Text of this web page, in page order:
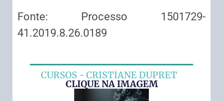
Fonte: Processo 1501729-
41.2019.8.26.0189
CURSOS - CRISTIANE DUPRET
CLIQUE NA IMAGEM